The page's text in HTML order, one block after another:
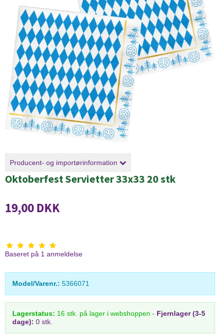
Producent- og importørinformation
Oktoberfest Servietter 33x33 20 stk
19,00 DKK
Baseret på 1 anmeldelse
Model/Varenr.: 5366071
Lagerstatus: 16 stk. på lager i webshoppen - Fjernlager (3-5
dage): 0 stk.